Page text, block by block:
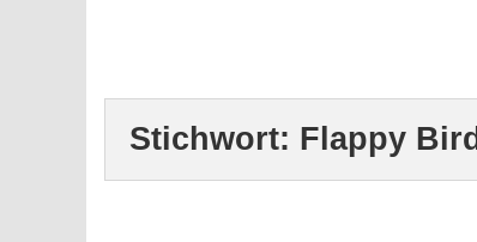
Stichwort: Flappy Bird